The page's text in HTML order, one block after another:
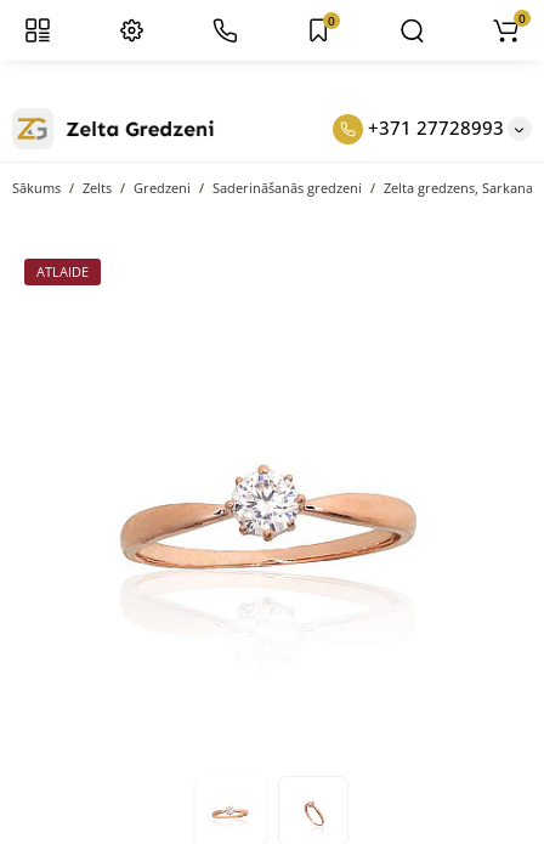
+371 27728993
0 0
Sākums Zelts Gredzeni Saderināšanās gredzeni Zelta gredzens,
ATLAIDE